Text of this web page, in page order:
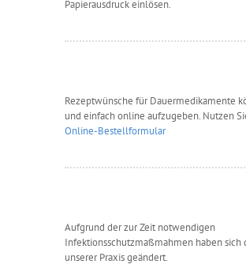
Papierausdruck einlösen.
Rezeptwünsche für Dauermedikamente
und einfach online aufzugeben. Nutzen
Online-Bestellformular
Aufgrund der zur Zeit notwendigen
Infektionsschutzmaßmahmen haben sich
unserer Praxis geändert.